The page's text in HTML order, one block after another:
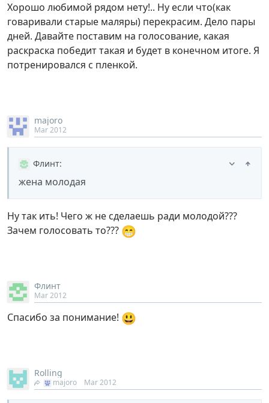
Хорошо любимой рядом нету!.. Ну если что(как
говаривали старые маляры) перекрасим. Дело пары
дней. Давайте поставим на голосование, какая
раскраска победит такая и будет в конечном итоге. Я
потренировался с пленкой.
majoro
Mar 2012
Флинт:
жена молодая
Ну так ить! Чего ж не сделаешь ради молодой???
Зачем голосовать то??? 😁
Флинт
Mar 2012
Спасибо за понимание! 😃
Rolling
majoro Mar 2012